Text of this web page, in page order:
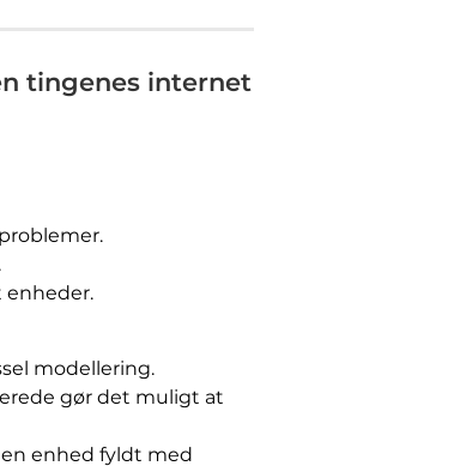
tingenes internet
enheder.
modellering.
gør det muligt at
enhed fyldt med